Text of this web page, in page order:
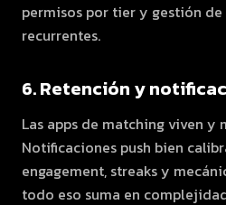
permisos por tier y gestión de
recurrentes.
6. Retención y
Las apps de matching viven y
Notificaciones push bien
engagement, streaks y
todo eso suma en